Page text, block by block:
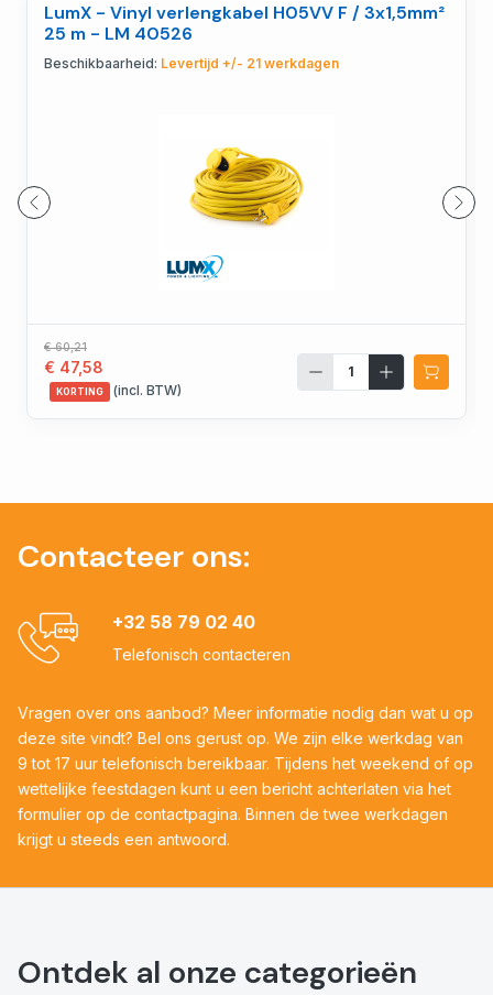
LumX - Vinyl verlengkabel H05VV F / 3x1,5mm²
25 m - LM 40526
Beschikbaarheid: Levertijd +/- 21 werkdagen
€ 60,21
€ 47,58
KORTING (incl. BTW)
Contacteer ons:
+32 58 79 02 40
Telefonisch contacteren
Vragen over ons aanbod? Meer informatie nodig dan wat u op
deze site vindt? Bel ons gerust op. We zijn elke werkdag van
9 tot 17 uur telefonisch bereikbaar. Tijdens het weekend of op
wettelijke feestdagen kunt u een bericht achterlaten via het
formulier op de contactpagina. Binnen de twee werkdagen
krijgt u steeds een antwoord.
Ontdek al onze categorieën